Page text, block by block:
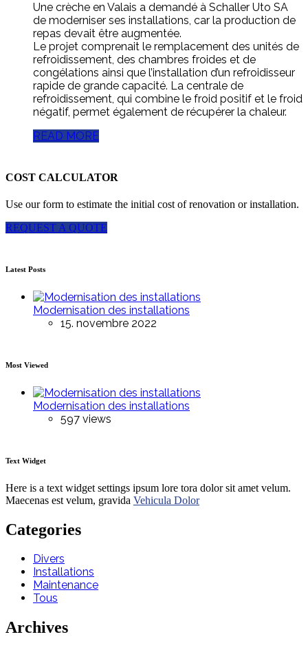
Une crèche en Valais a demandé à Schaller Uto SA
de moderniser ses installations, car la production de
repas devait être augmentée.
Le projet comprenait le remplacement des unités de
refroidissement, des chambres froides et de
congélations ainsi que l’installation d’un refroidisseur
rapide de grande capacité. La centrale de
refroidissement, qui combine le froid positif et le froid
négatif, permet également de récupérer la chaleur.
READ MORE
COST CALCULATOR
Use our form to estimate the initial cost of renovation or installation.
REQUEST A QUOTE
Latest Posts
Modernisation des installations
15. novembre 2022
Most Viewed
Modernisation des installations
597 views
Text Widget
Here is a text widget settings ipsum lore tora dolor sit amet velum.
Maecenas est velum, gravida Vehicula Dolor
Categories
Divers
Installations
Maintenance
Tous
Archives